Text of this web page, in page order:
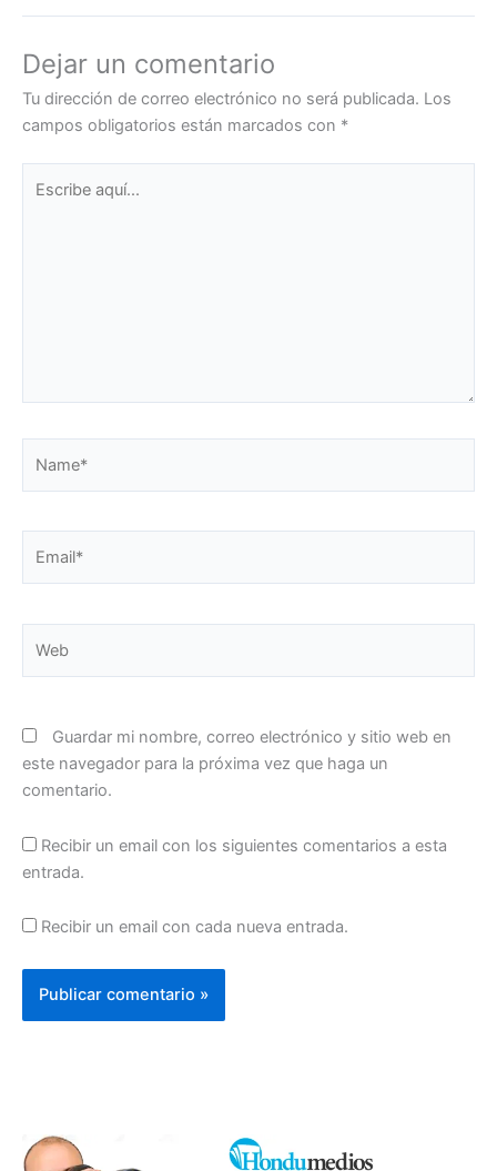
Dejar un comentario
Tu dirección de correo electrónico no será publicada. Los
campos obligatorios están marcados con *
aquí...
Guardar mi nombre, correo electrónico y sitio web en
este navegador para la próxima vez que haga un
comentario.
Recibir un email con los siguientes comentarios a esta
entrada.
Recibir un email con cada nueva entrada.